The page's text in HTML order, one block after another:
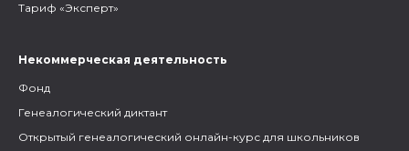
Тариф «Эксперт»
Некоммерческая деятельность
Фонд
Генеалогический диктант
Открытый генеалогический онлайн-курс для школьников